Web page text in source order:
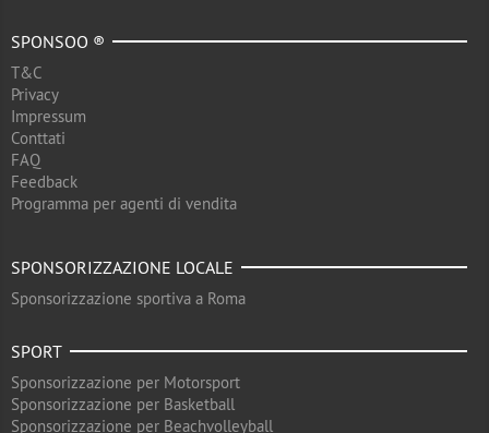
SPONSOO ®
T&C
Privacy
Impressum
Conttati
FAQ
Feedback
Programma per agenti di vendita
SPONSORIZZAZIONE LOCALE
Sponsorizzazione sportiva a Roma
SPORT
Sponsorizzazione per Motorsport
Sponsorizzazione per Basketball
Sponsorizzazione per Beachvolleyball